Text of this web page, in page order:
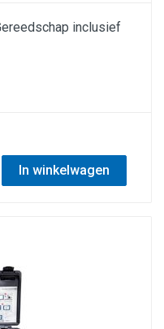
inclusief
In winkelwagen